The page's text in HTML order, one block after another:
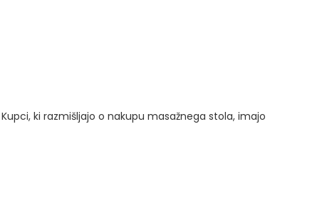
Kupci, ki razmišljajo o nakupu masažnega stola, imajo